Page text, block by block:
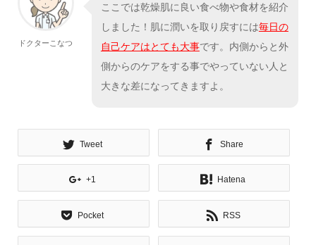
ドクターこなつ
ここでは乾燥肌に良い食べ物や食材を紹介
しました！肌に潤いを取り戻すには毎日の
自己ケアはとても大事です。内側からと外
側からのケアをする事でやっていない人と
大きな差になってきますよ。
Tweet Share
+1 Hatena
Pocket RSS